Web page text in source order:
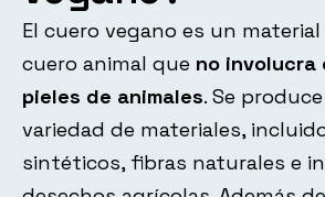
El cuero vegano es un
cuero animal que no involucra
pieles de animales. Se
variedad de materiales,
sintéticos, fibras naturales e